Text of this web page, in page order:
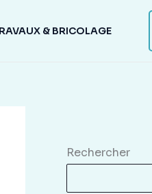
& BRICOLAGE
Rechercher